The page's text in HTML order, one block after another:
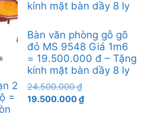
2
=
Bàn văn phòng gỗ gõ
đỏ MS 9548 Giá 1m6
= 19.500.000 đ – Tặng
kính mặt bàn dầy 8 ly
24.500.000₫Giá
gốc
19.500.000₫Giá